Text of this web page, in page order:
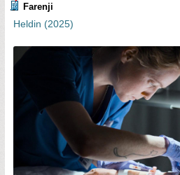
Farenji
Heldin (2025)